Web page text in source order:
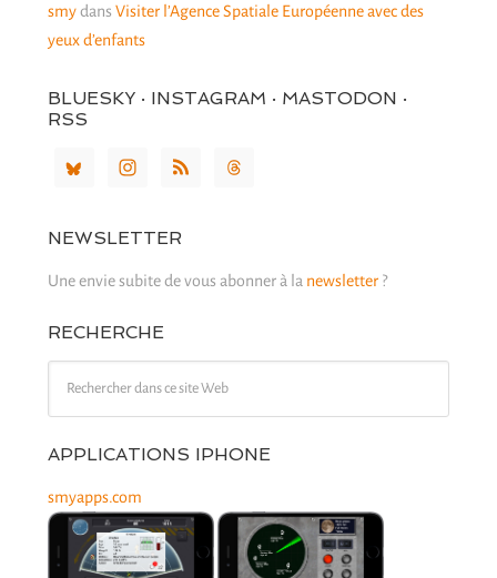
smydans Visiter l’Agence Spatiale Européenne avec des
yeux d’enfants
BLUESKY · INSTAGRAM · MASTODON ·
RSS
NEWSLETTER
Une envie subite de vous abonner à la newsletter?
RECHERCHE
APPLICATIONS IPHONE
smyapps.com